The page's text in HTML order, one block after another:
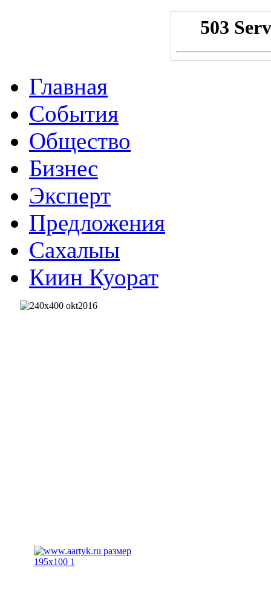
Главная
События
Общество
Бизнес
Эксперт
Предложения
Сахалыы
Киин Куорат